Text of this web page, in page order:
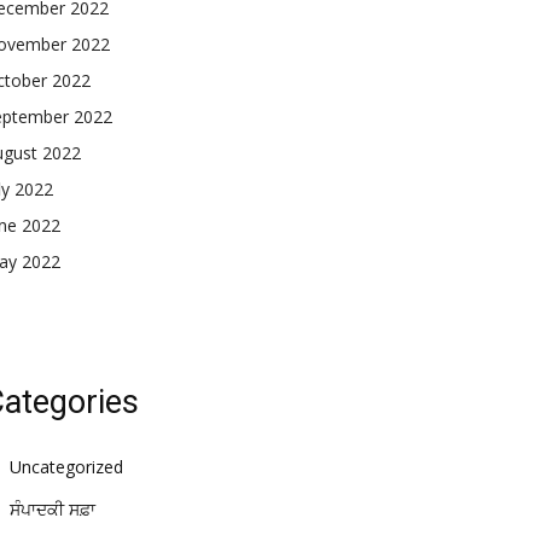
2022
2022
2022
2022
2022
2022
2022
2022
Uncategorized
ਸੰਪਾਦਕੀ ਸਫ਼ਾ